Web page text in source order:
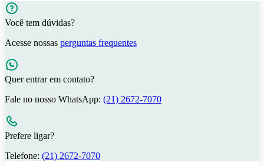
Você tem dúvidas?
Acesse nossas perguntas frequentes
Quer entrar em contato?
Fale no nosso WhatsApp: (21) 2672-7070
Prefere ligar?
Telefone: (21) 2672-7070